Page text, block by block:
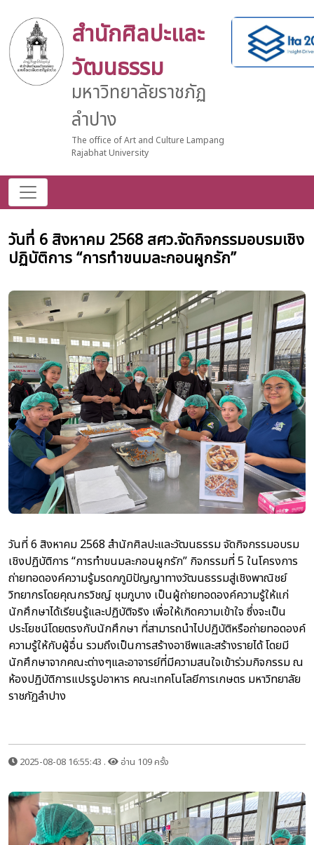
สำนักศิลปะและ
วัฒนธรรม
มหาวิทยาลัยราชภัฏ
ลำปาง
The office of Art and Culture Lampang
Rajabhat University
วันที่ 6 สิงหาคม 2568 สศว.จัดกิจกรรมอบรมเชิง
ปฏิบัติการ “การทำขนมละกอนผูกรัก”
วันที่ 6 สิงหาคม 2568 สำนักศิลปะและวัฒนธรรม จัดกิจกรรมอบรม
เชิงปฏิบัติการ “การทำขนมละกอนผูกรัก” กิจกรรมที่ 5 ในโครงการ
ถ่ายทอดองค์ความรู้มรดกภูมิปัญญาทางวัฒนธรรมสู่เชิงพาณิชย์
วิทยากรโดยคุณกรวิชญ์ ชุมภูบาง เป็นผู้ถ่ายทอดองค์ความรู้ให้แก่
นักศึกษาได้เรียนรู้และปฏิบัติจริง เพื่อให้เกิดความเข้าใจ ซึ่งจะเป็น
ประโยชน์โดยตรงกับนักศึกษา ที่สามารถนำไปปฏิบัติหรือถ่ายทอดองค์
ความรู้ให้กับผู้อื่น รวมถึงเป็นการสร้างอาชีพและสร้างรายได้ โดยมี
นักศึกษาจากคณะต่างๆและอาจารย์ที่มีความสนใจเข้าร่วมกิจกรรม ณ
ห้องปฏิบัติการแปรรูปอาหาร คณะเทคโนโลยีการเกษตร มหาวิทยาลัย
ราชภัฏลำปาง
2025-08-08 16:55:43 . อ่าน 109 ครั้ง